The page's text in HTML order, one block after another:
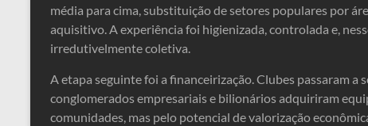
média para cima, substituição de setores populares por
aquisitivo. A experiência foi higienizada, controlada e,
irredutivelmente coletiva.
A etapa seguinte foi a financeirização. Clubes passaram
conglomerados empresariais e bilionários adquiriram
comunidades, mas pelo potencial de valorização